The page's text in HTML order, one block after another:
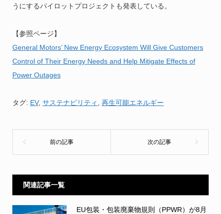
うにするパイロットプロジェクトも発表している。
【参照ページ】
General Motors’ New Energy Ecosystem Will Give Customers
Control of Their Energy Needs and Help Mitigate Effects of
Power Outages
タグ: EV, サステナビリティ 再生可能エネルギー
関連記事一覧
EU包装・包装廃棄物規則（PPWR）が8月